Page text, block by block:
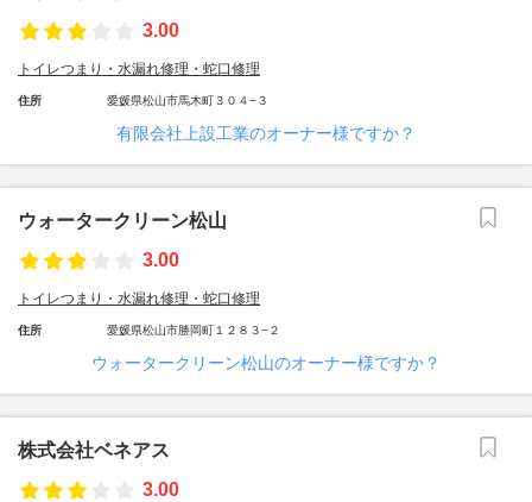
3.00
トイレつまり・水漏れ修理・蛇口修理
住所 愛媛県松山市馬木町３０４−３
有限会社上設工業のオーナー様ですか？
ウォータークリーン松山
3.00
トイレつまり・水漏れ修理・蛇口修理
住所 愛媛県松山市勝岡町１２８３−２
ウォータークリーン松山のオーナー様ですか？
株式会社ベネアス
3.00